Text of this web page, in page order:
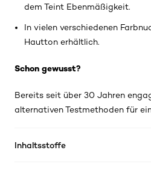
dem Teint Ebenmäßigkeit.
In vielen verschiedenen
Hautton erhältlich.
Schon gewusst?
Bereits seit über 30 Jahren
alternativen Testmethoden für
Inhaltsstoffe